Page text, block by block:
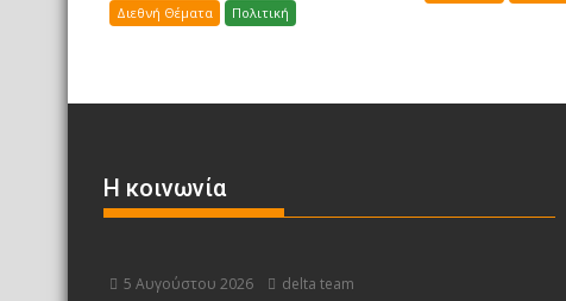
Διεθνή Θέματα Πολιτική
Η κοινωνία
5 Αυγούστου 2026 delta team